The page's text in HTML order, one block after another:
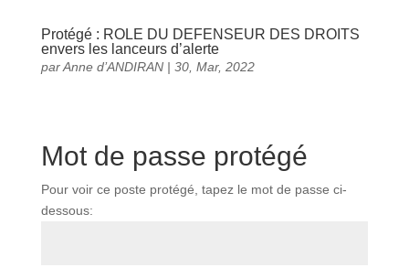
Protégé : ROLE DU DEFENSEUR DES DROITS
envers les lanceurs d’alerte
parAnne d’ANDIRAN| 30, Mar, 2022
Mot de passe protégé
Pour voir ce poste protégé, tapez le mot de passe ci-
dessous: